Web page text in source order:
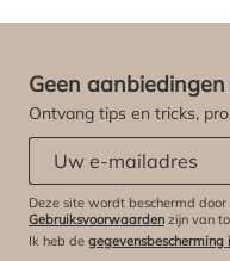
Geen aanbiedingen
Ontvang tips en tricks,
Deze site wordt beschermd
Gebruiksvoorwaarden zijn van
Ik heb de